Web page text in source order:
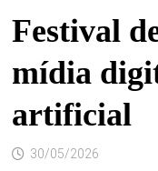
Festival
mídia
artificial
30/05/2026